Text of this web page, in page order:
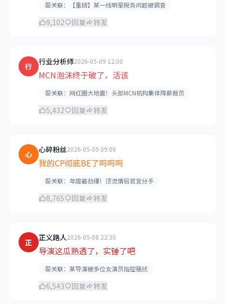
关联：【重磅】某一线明星税务问题被调查
9,102 回复 转发
行 行业分析师2026-05-09 12:00
MCN泡沫终于破了，活该
关联：网红圈大地震！头部MCN机构集体降薪裁员
5,432 回复 转发
心 心碎粉丝2026-05-09 09:00
我的CP彻底BE了呜呜呜
关联：年度最劲爆！顶流情侣官宣分手
8,765 回复 转发
正 正义路人2026-05-08 22:30
导演这瓜熟透了，实锤了吧
关联：某导演被多位女演员指控骚扰
6,543 回复 转发